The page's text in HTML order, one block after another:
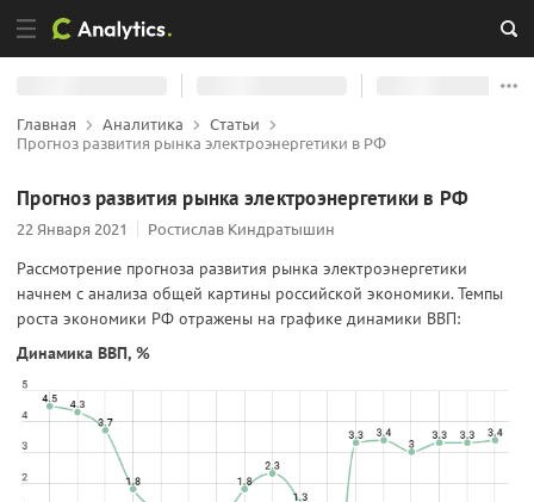
Главная Аналитика
Статьи
Прогноз развития рынка электроэнергетики в РФ
Прогноз развития рынка электроэнергетики в РФ
22 Января 2021 Ростислав Киндратышин
Рассмотрение прогноза развития рынка электроэнергетики
начнем с анализа общей картины российской экономики. Темпы
роста экономики РФ отражены на графике динамики ВВП:
Динамика ВВП, %